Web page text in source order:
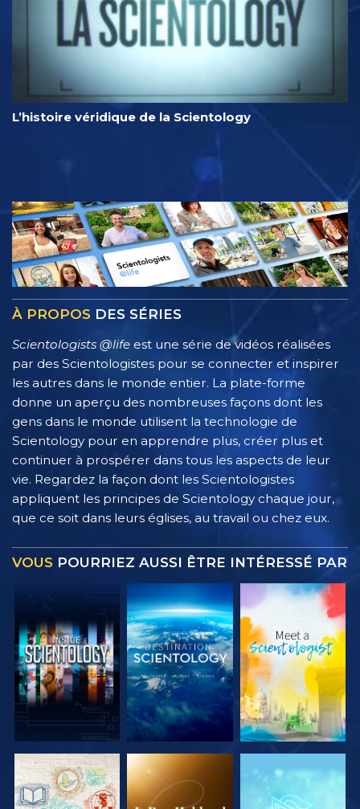
L’histoire véridique de la Scientology
À PROPOS DES SÉRIES
Scientologists @life est une série de vidéos réalisées
par des Scientologistes pour se connecter et inspirer
les autres dans le monde entier. La plate-forme
donne un aperçu des nombreuses façons dont les
gens dans le monde utilisent la technologie de
Scientology pour en apprendre plus, créer plus et
continuer à prospérer dans tous les aspects de leur
vie. Regardez la façon dont les Scientologistes
appliquent les principes de Scientology chaque jour,
que ce soit dans leurs églises, au travail ou chez eux.
VOUS POURRIEZ AUSSI ÊTRE INTÉRESSÉ PAR
DÉCOUVRIR
DÉCOUVRIR
DÉCOUVRIR